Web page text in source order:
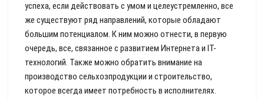
успеха, если действовать с умом и целеустремленно, все
же существуют ряд направлений, которые обладают
большим потенциалом. К ним можно отнести, в первую
очередь, все, связанное с развитием Интернета и IT-
технологий. Также можно обратить внимание на
производство сельхозпродукции и строительство,
которое всегда имеет потребность в исполнителях.